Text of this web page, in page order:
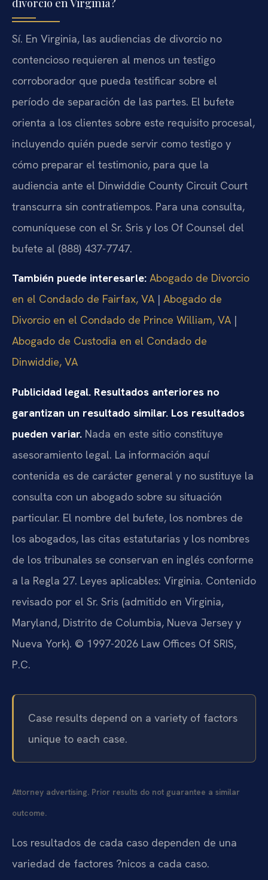
divorcio en Virginia?
Sí. En Virginia, las audiencias de divorcio no
contencioso requieren al menos un testigo
corroborador que pueda testificar sobre el
período de separación de las partes. El bufete
orienta a los clientes sobre este requisito procesal,
incluyendo quién puede servir como testigo y
cómo preparar el testimonio, para que la
audiencia ante el Dinwiddie County Circuit Court
transcurra sin contratiempos. Para una consulta,
comuníquese con el Sr. Sris y los Of Counsel del
bufete al (888) 437-7747.
También puede interesarle: Abogado de Divorcio
en el Condado de Fairfax, VA | Abogado de
Divorcio en el Condado de Prince William, VA |
Abogado de Custodia en el Condado de
Dinwiddie, VA
Publicidad legal. Resultados anteriores no
garantizan un resultado similar. Los resultados
pueden variar. Nada en este sitio constituye
asesoramiento legal. La información aquí
contenida es de carácter general y no sustituye la
consulta con un abogado sobre su situación
particular. El nombre del bufete, los nombres de
los abogados, las citas estatutarias y los nombres
de los tribunales se conservan en inglés conforme
a la Regla 27. Leyes aplicables: Virginia. Contenido
revisado por el Sr. Sris (admitido en Virginia,
Maryland, Distrito de Columbia, Nueva Jersey y
Nueva York). © 1997-2026 Law Offices Of SRIS,
P.C.
Case results depend on a variety of factors
unique to each case.
Attorney advertising. Prior results do not guarantee a similar
outcome.
Los resultados de cada caso dependen de una
variedad de factores ?nicos a cada caso.